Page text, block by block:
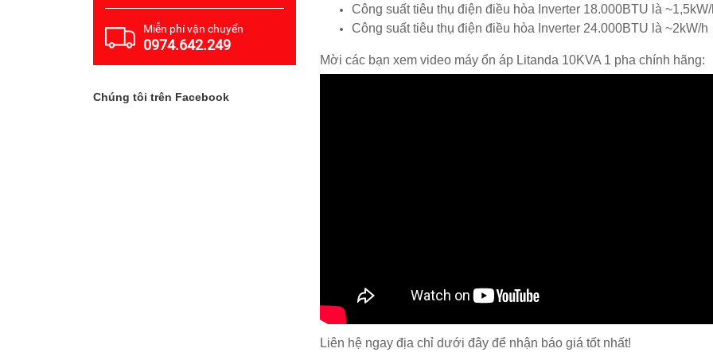
Công suất tiêu thụ điện điều hòa Inverter 18.000BTU là
Công suất tiêu thụ điện điều hòa Inverter 24.000BTU là ~2kW/h
Mời các bạn xem video máy ổn áp Litanda 10KVA 1 pha chính hãng:
Liên hệ ngay địa chỉ dưới đây để nhận báo giá tốt nhất!
Miễn phí vận chuyển
0974.642.249
Chúng tôi trên Facebook